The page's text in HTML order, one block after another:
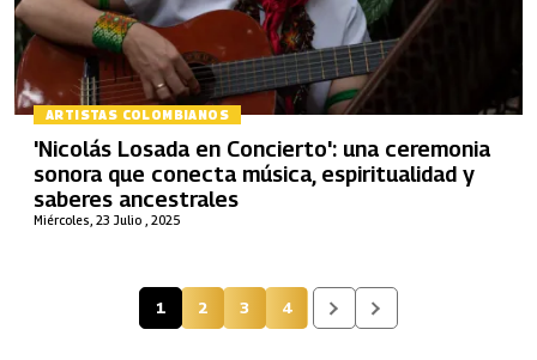
ARTISTAS COLOMBIANOS
Miércoles, 23 Julio , 2025
'Nicolás Losada en Concierto': una ceremonia
sonora que conecta música, espiritualidad y
saberes ancestrales
Página actual
1 Página
2 Página
3 Página
4